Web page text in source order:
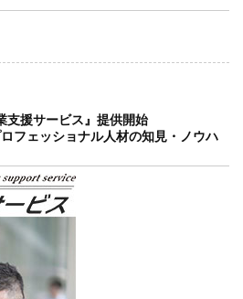
支援サービス』提供開始
フェッショナル人材の知見・ノウハ